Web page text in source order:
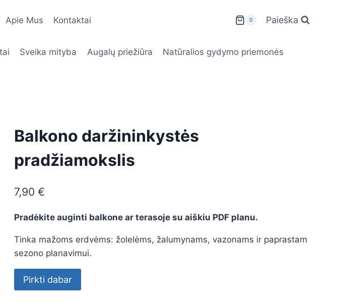
Apie Mus Kontaktai 0 Paieška
Sveika mityba Augalų priežiūra Natūralios gydymo priemonės
Balkono daržininkystės
pradžiamokslis
7,90 €
Pradėkite auginti balkone ar terasoje su aiškiu PDF planu.
Tinka mažoms erdvėms: žolelėms, žalumynams, vazonams ir paprastam
sezono planavimui.
Pirkti dabar